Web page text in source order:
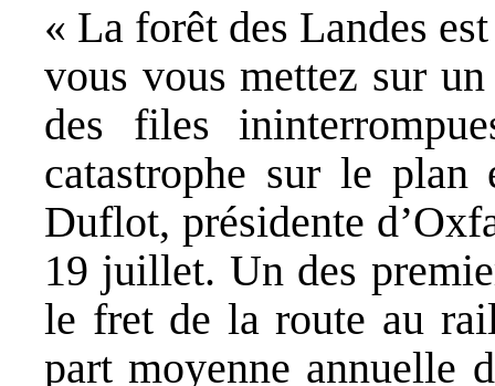
« La forêt des Landes
vous vous mettez sur
des files
catastrophe sur le plan
Duflot, présidente
19 juillet. Un des
le fret de la route au
part moyenne annuelle